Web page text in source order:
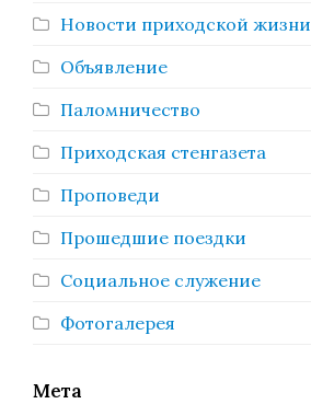
Новости приходской жизни
Объявление
Паломничество
Приходская стенгазета
Проповеди
Прошедшие поездки
Социальное служение
Фотогалерея
Мета